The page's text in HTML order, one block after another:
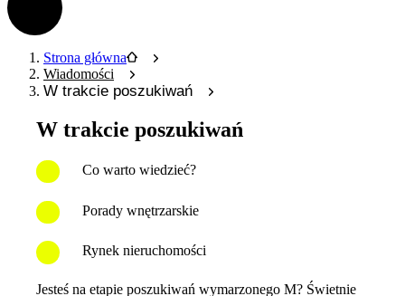
Strona główna
Wiadomości
W trakcie poszukiwań
W trakcie poszukiwań
Co warto wiedzieć?
Porady wnętrzarskie
Rynek nieruchomości
Jesteś na etapie poszukiwań wymarzonego M? Świetnie